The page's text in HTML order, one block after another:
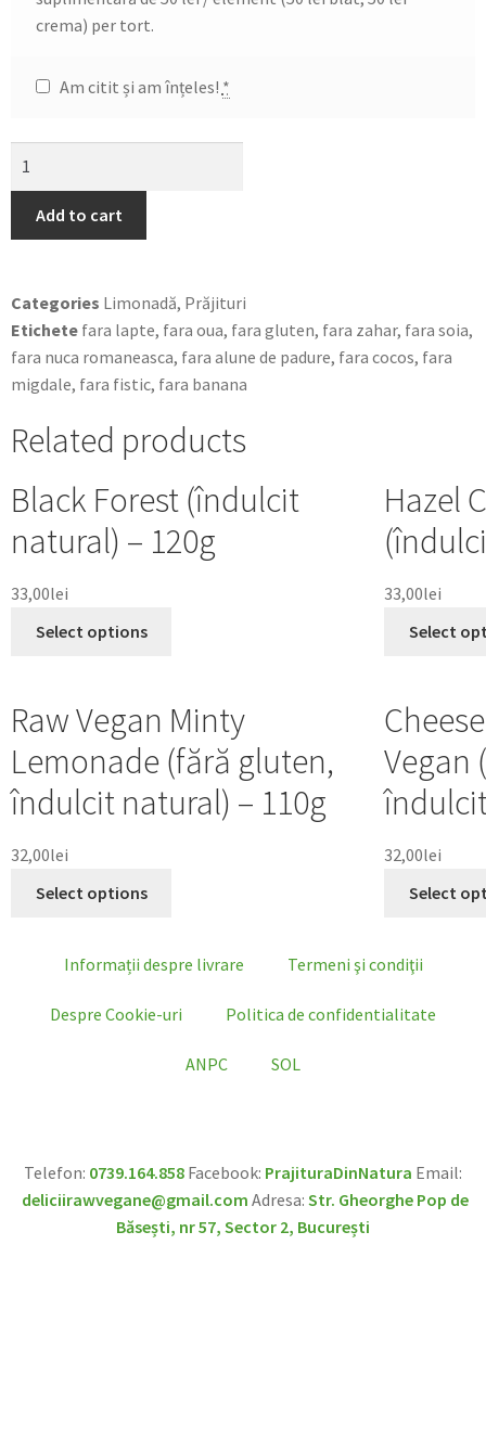
crema) per tort.
Am citit și am înțeles! *
Add to cart
Categories Limonadă, Prăjituri
Etichete fara lapte, fara oua, fara gluten, fara zahar, fara soia,
fara nuca romaneasca, fara alune de padure, fara cocos, fara
migdale, fara fistic, fara banana
Related products
Black Forest (îndulcit
natural) – 120g
33,00lei
Select options
Hazel
33,00lei
Select
Raw Vegan Minty
Lemonade (fără gluten,
îndulcit natural) – 110g
32,00lei
Select options
Vegan
32,00lei
Select
Informații despre livrare Termeni şi condiţii
Despre Cookie-uri Politica de confidentialitate
ANPC SOL
Telefon: 0739.164.858 Facebook: PrajituraDinNatura Email:
deliciirawvegane@gmail.com Adresa: Str. Gheorghe Pop de
Băsești, nr 57, Sector 2, București